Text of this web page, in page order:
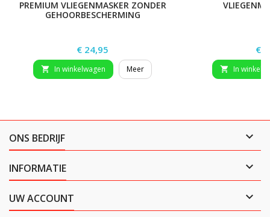
PREMIUM VLIEGENMASKER ZONDER
GEHOORBESCHERMING
Prijs
€ 24,95
 In winkelwagen Meer
€
 In
ONS BEDRIJF 
INFORMATIE 
UW ACCOUNT 